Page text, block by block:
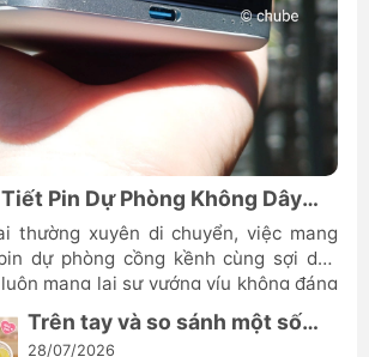
Pin Dự Phòng Không Dây
A1665
thường xuyên di chuyển, việc mang
dự phòng cồng kềnh cùng sợi dây
mang lại sự vướng víu không đáng
hữu một thiết bị vừa cung cấp năng
giữ được vẻ thẩm mỹ sang trọng cho
Trên tay và so sánh một số
mẫu quạt dành cho bé Jisulife
28/07/2026